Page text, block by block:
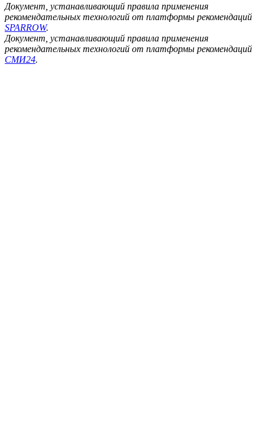
Документ, устанавливающий правила применения
рекомендательных технологий от платформы рекомендаций
SPARROW.
Документ, устанавливающий правила применения
рекомендательных технологий от платформы рекомендаций
СМИ24.